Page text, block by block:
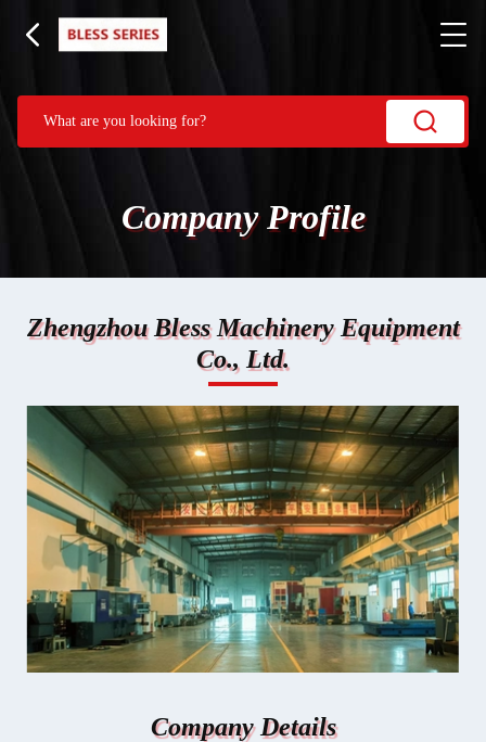
Company Profile
Zhengzhou Bless Machinery Equipment
Co., Ltd.
Company Details